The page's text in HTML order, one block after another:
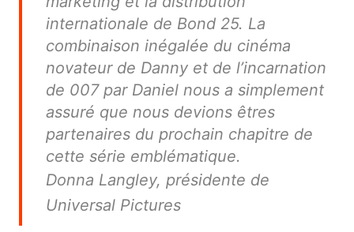
internationale de Bond 25. La
combinaison inégalée du cinéma
novateur de Danny et de l’incarnation
de 007 par Daniel nous a simplement
assuré que nous devions êtres
partenaires du prochain chapitre de
cette série emblématique.
Donna Langley, présidente de
Universal Pictures